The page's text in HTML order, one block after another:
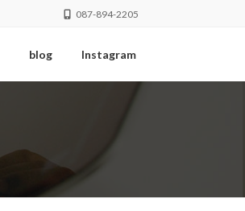
087-894-2205
blog Instagram